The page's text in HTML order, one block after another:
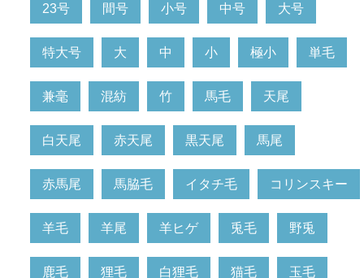
23号 間号 小号 中号 大号
特大号 大 中 小 極小 単毛
兼毫 混紡 竹 馬毛 天尾
白天尾 赤天尾 黒天尾 馬尾
赤馬尾 馬脇毛 イタチ毛 コリンスキー
羊毛 羊尾 羊ヒゲ 兎毛 野兎
鹿毛 狸毛 白狸毛 猫毛 玉毛